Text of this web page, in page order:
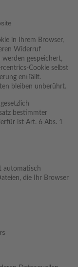
in Ihrem Browser,
Widerruf
gespeichert,
Cookie selbst
entfällt.
bleiben unberührt.
bestimmter
ist Art. 6 Abs. 1
automatisch
die Ihr Browser